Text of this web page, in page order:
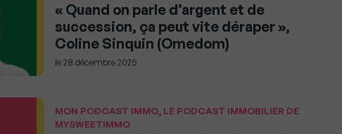
« Quand on parle d’argent et de
succession, ça peut vite déraper »,
Coline Sinquin (Omedom)
le28 décembre 2025
MON PODCAST IMMO, LE PODCAST IMMOBILIER DE
MYSWEETIMMO